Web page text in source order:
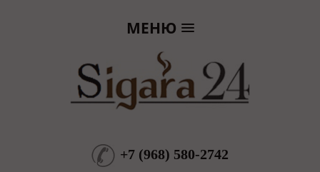
МЕНЮ
+7 (968) 580-2742